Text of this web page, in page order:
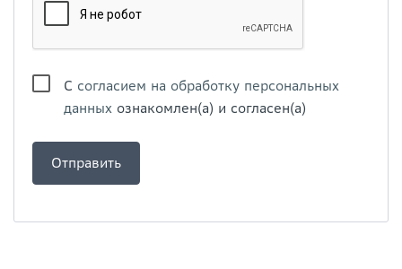
С согласием на обработку персональных
данных ознакомлен(а) и согласен(а)